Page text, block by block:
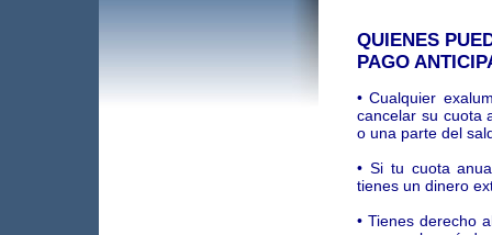
QUIENES
PAGO
• Cualquier
cancelar su cuota
o una parte del
• Si tu cuota
tienes un dinero
• Tienes derecho